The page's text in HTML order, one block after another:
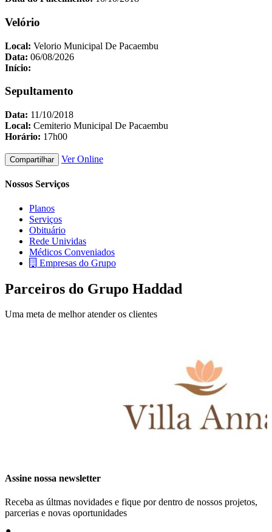
Velório
Local: Velorio Municipal De Pacaembu
Data: 06/08/2026
Início:
Sepultamento
Data: 11/10/2018
Local: Cemiterio Municipal De Pacaembu
Horário: 17h00
Compartilhar Ver Online
Nossos Serviços
Planos
Serviços
Obituário
Rede Unividas
Médicos Conveniados
Empresas do Grupo
Parceiros do Grupo Haddad
Uma meta de melhor atender os clientes
Assine nossa newsletter
Receba as últmas novidades e fique por dentro de nossos projetos,
parcerias e novas oportunidades